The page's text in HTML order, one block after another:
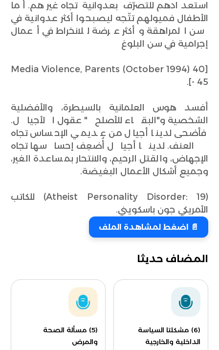
استعدادهم للتصرّف بعدوانية تجاه غيرهم. أما
الأطفال فميولهم تتّجه ليصبحوا أكثر عدوانية في
سن المراهقة وأكثر عرضة للانخراط في أعمال
إجرامية في سن البلوغ
[Media Violence, Parents (October 1994) 40
- 45].
أفسد هوس العلمانية بالسيطرة، والأفضلية
الشخصية و"البقاء للأصلح" عقول الأجيال.
فأضحى لدينا أجيال من عديمي الإحساس تجاه
العنف. لدينا أجيال أُضعِف إحساسها تجاه
الإجهاض، والقتل الرحيم، والانتحار بمساعدة الغير،
وجميع أشكال الأعمال البغيضة.
(Atheist Personality Disorder: 19) للكاتب
الأمريكي جون باسكويني.
📄 اضغط لمشاهدة الملف
المضاف حديثا
(6) مشكلتا السياسة
الداخلية والخارجية
(5) مسألة الصحة
والمرض